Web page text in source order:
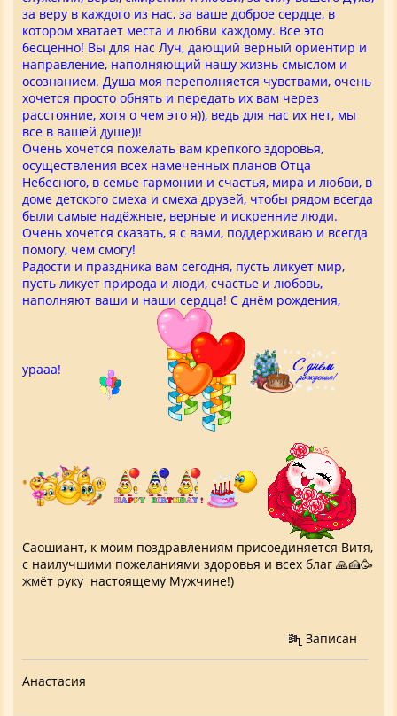
за веру в каждого из нас, за ваше доброе сердце, в
котором хватает места и любви каждому. Все это
бесценно! Вы для нас Луч, дающий верный ориентир и
направление, наполняющий нашу жизнь смыслом и
осознанием. Душа моя переполняется чувствами, очень
хочется просто обнять и передать их вам через
расстояние, хотя о чем это я)), ведь для нас их нет, мы
все в вашей душе))!
Очень хочется пожелать вам крепкого здоровья,
осуществления всех намеченных планов Отца
Небесного, в семье гармонии и счастья, мира и любви, в
доме детского смеха и смеха друзей, чтобы рядом всегда
были самые надёжные, верные и искренние люди.
Очень хочется сказать, я с вами, поддерживаю и всегда
помогу, чем смогу!
Радости и праздника вам сегодня, пусть ликует мир,
пусть ликует природа и люди, счастье и любовь,
наполняют ваши и наши сердца! С днём рождения,
урааа!
Саошиант, к моим поздравлениям присоединяется Витя,
с наилучшими пожеланиями здоровья и всех благ 🙏🍰🥳
жмёт руку настоящему Мужчине!)
Записан
Анастасия